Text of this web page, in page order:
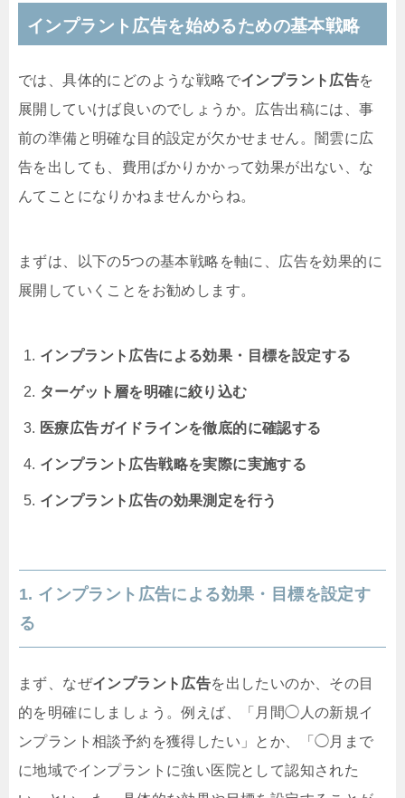
インプラント広告を始めるための基本戦略
では、具体的にどのような戦略でインプラント広告を
展開していけば良いのでしょうか。広告出稿には、事
前の準備と明確な目的設定が欠かせません。闇雲に広
告を出しても、費用ばかりかかって効果が出ない、な
んてことになりかねませんからね。
まずは、以下の5つの基本戦略を軸に、広告を効果的に
展開していくことをお勧めします。
インプラント広告による効果・目標を設定する
ターゲット層を明確に絞り込む
医療広告ガイドラインを徹底的に確認する
インプラント広告戦略を実際に実施する
インプラント広告の効果測定を行う
1. インプラント広告による効果・目標を設定す
る
まず、なぜインプラント広告を出したいのか、その目
的を明確にしましょう。例えば、「月間◯人の新規イ
ンプラント相談予約を獲得したい」とか、「◯月まで
に地域でインプラントに強い医院として認知された